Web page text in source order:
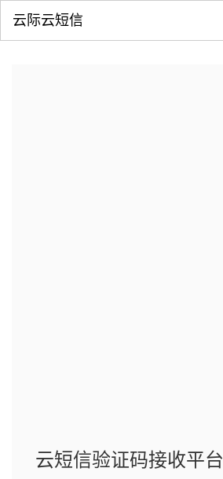
云际云短信
云短信验证码接收平台